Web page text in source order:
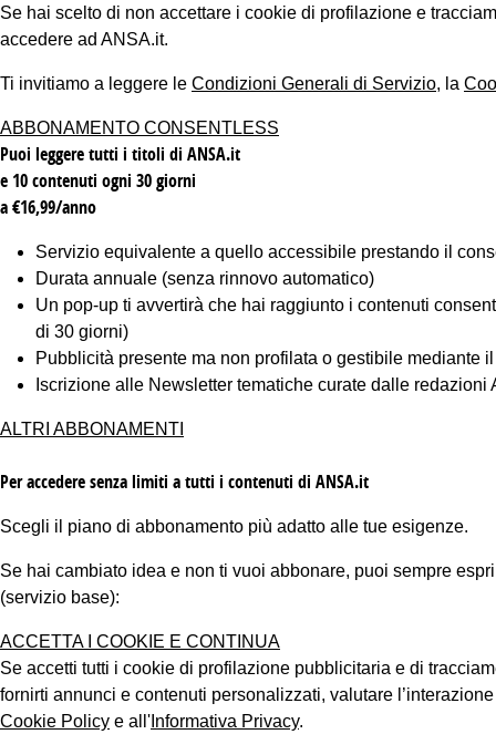
Se hai scelto di non accettare i cookie di profilazione e
accedere ad ANSA.it.
Ti invitiamo a leggere le Condizioni Generali di Servizio, la
ABBONAMENTO CONSENTLESS
Puoi leggere tutti i titoli di ANSA.it
e 10 contenuti ogni 30 giorni
a €16,99/anno
Servizio equivalente a quello accessibile prestando il
Durata annuale (senza rinnovo automatico)
Un pop-up ti avvertirà che hai raggiunto i contenuti
di 30 giorni)
Pubblicità presente ma non profilata o gestibile mediante
Iscrizione alle Newsletter tematiche curate dalle redazioni
ALTRI ABBONAMENTI
Per accedere senza limiti a tutti i contenuti di ANSA.it
Scegli il piano di abbonamento più adatto alle tue esigenze.
Se hai cambiato idea e non ti vuoi abbonare, puoi sempre
(servizio base):
ACCETTA I COOKIE E CONTINUA
Se accetti tutti i cookie di profilazione pubblicitaria e di
fornirti annunci e contenuti personalizzati, valutare
Cookie Policy e all' Informativa Privacy.